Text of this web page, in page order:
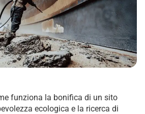
funziona la bonifica di un sito
ecologica e la ricerca di